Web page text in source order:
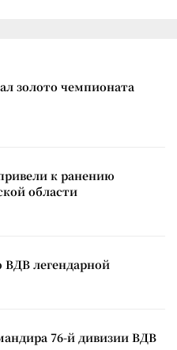
золото чемпионата
к ранению
области
ВДВ легендарной
76-й дивизии ВДВ